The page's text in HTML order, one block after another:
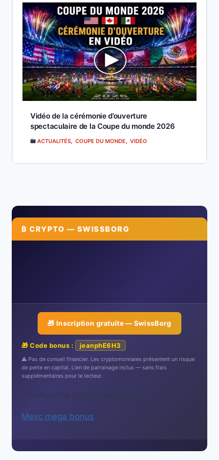
Vidéo de la cérémonie d’ouverture
spectaculaire de la Coupe du monde 2026
ACTUALITÉS COUPE DU MONDE VIDÉO
₿ CRYPTO — SWISSBORG
🎁 Inscription gratuite — SwissBorg
🎁 Code bonus : jeanphE6H3
⚠️ Pas de conseil financier. Les cryptomonnaies présentent un risque
de perte en capital. Lien de parrainage inclus — sans frais
supplémentaires pour le lecteur.
Platefporme Crypto partenaire
Mexc mega bonus